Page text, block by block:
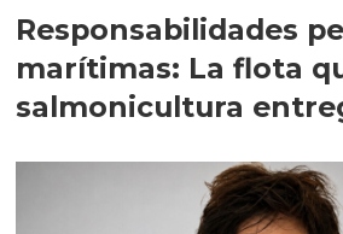
Responsabilidades
marítimas: La flota
salmonicultura